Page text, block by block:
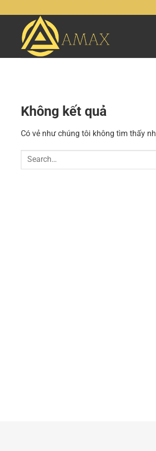
đến
Không kết quả
Có vẻ như chúng tôi không tìm thấy